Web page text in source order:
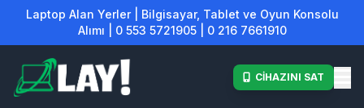
Laptop Alan Yerler | Bilgisayar, Tablet ve Oyun Konsolu
Alımı | 0 553 5721905 | 0 216 7661910
CİHAZINI SAT